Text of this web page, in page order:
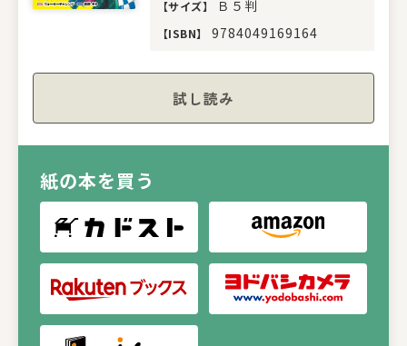
【サイズ】 Ｂ５判
【ISBN】 9784049169164
試し読み
紙の本を買う